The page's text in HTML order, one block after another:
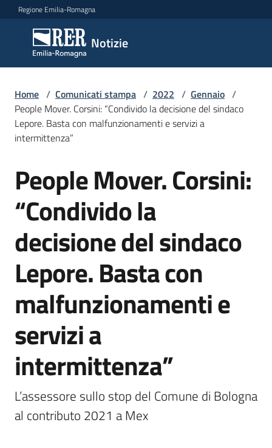
Vai al contenuto
Vai alla navigazione
Vai al footer
Regione Emilia-Romagna
Notizie
Notizie
Comunicati
stampa
Menu selezionato
Cerca
comunicato
Risorse
Agenzia
informazione
comunicazione
Seguici
su
Home / Comunicati stampa / 2022 / Gennaio /
People Mover. Corsini: “Condivido la decisione del sindaco
Lepore. Basta con malfunzionamenti e servizi a
intermittenza”
Salta al contenuto
People Mover. Corsini:
“Condivido la
decisione del sindaco
Lepore. Basta con
malfunzionamenti e
servizi a
intermittenza”
L’assessore sullo stop del Comune di Bologna
al contributo 2021 a Mex